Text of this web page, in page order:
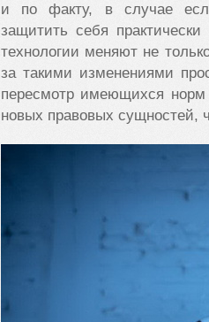
и по факту, в случае
защитить себя
технологии меняют не
за такими изменениями
пересмотр имеющихся
новых правовых сущностей,